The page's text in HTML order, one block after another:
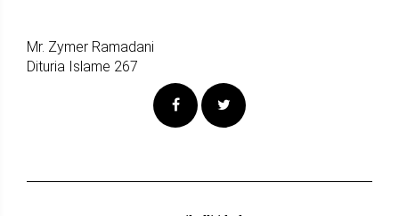
Mr. Zymer Ramadani
Dituria Islame 267